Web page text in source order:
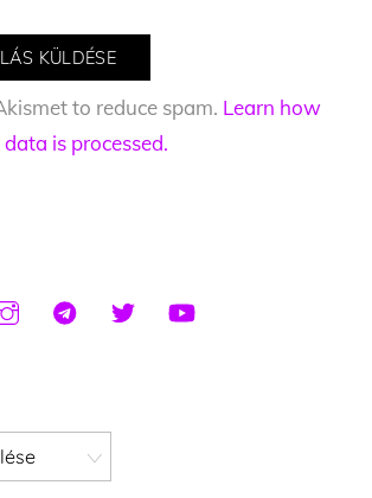
to reduce spam. Learn how
is processed.